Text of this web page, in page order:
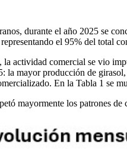
durante el año 2025 se
el 95% del total
actividad comercial se vio
la mayor producción de
En la Tabla 1 se
mayormente los patrones